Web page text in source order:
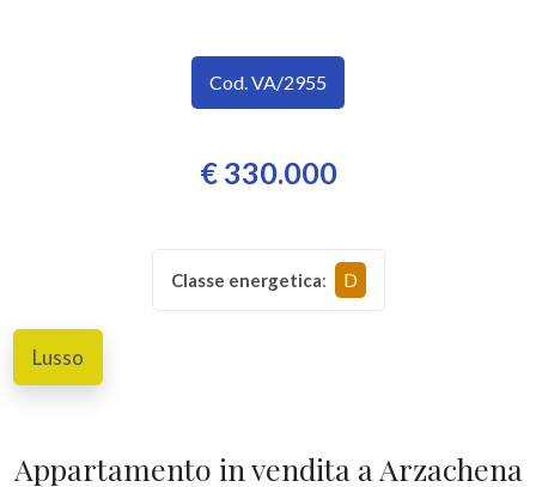
Cod. VA/2955
€ 330.000
Classe energetica: D
Lusso
Appartamento in vendita a Arzachena
Tipologia
-
multiscelta
Qualsiasi